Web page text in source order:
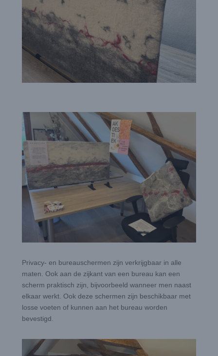
Privacy- en bureauschermen zijn verkrijgbaar in alle
maten. Ook aan de zijkant van een bureau kan een
scherm praktisch zijn, bijvoorbeeld wanneer men naast
elkaar werkt. Ook deze schermen zijn beschikbaar met
losse voeten of kunnen aan het bureau worden
bevestigd.